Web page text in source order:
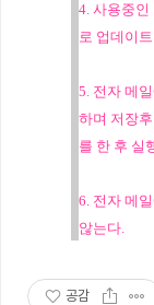
4. 사용중인
로 업데이
5. 전자 메
하며 저장
를 한 후 실
6. 전자 메
않는다.
공감